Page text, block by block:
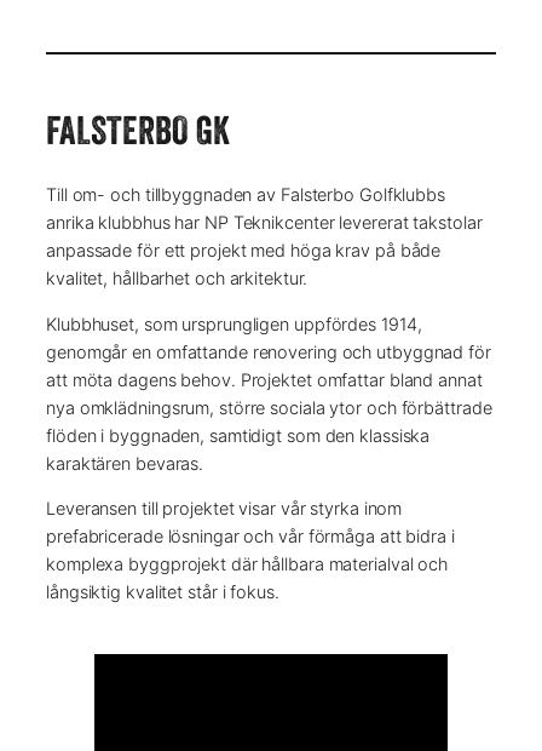
FALSTERBO GK
Till om- och tillbyggnaden av Falsterbo Golfklubbs
anrika klubbhus har NP Teknikcenter levererat takstolar
anpassade för ett projekt med höga krav på både
kvalitet, hållbarhet och arkitektur.
Klubbhuset, som ursprungligen uppfördes 1914,
genomgår en omfattande renovering och utbyggnad för
att möta dagens behov. Projektet omfattar bland annat
nya omklädningsrum, större sociala ytor och förbättrade
flöden i byggnaden, samtidigt som den klassiska
karaktären bevaras.
Leveransen till projektet visar vår styrka inom
prefabricerade lösningar och vår förmåga att bidra i
komplexa byggprojekt där hållbara materialval och
långsiktig kvalitet står i fokus.